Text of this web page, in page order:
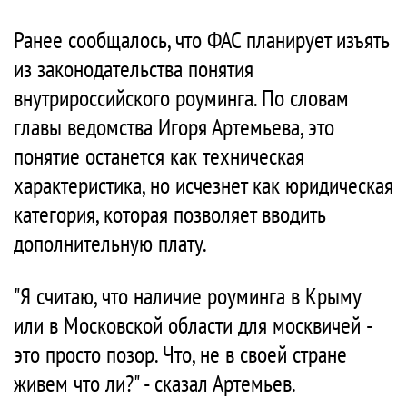
Ранее сообщалось, что ФАС планирует изъять
из законодательства понятия
внутрироссийского роуминга. По словам
главы ведомства Игоря Артемьева, это
понятие останется как техническая
характеристика, но исчезнет как юридическая
категория, которая позволяет вводить
дополнительную плату.
"Я считаю, что наличие роуминга в Крыму
или в Московской области для москвичей -
это просто позор. Что, не в своей стране
живем что ли?" - сказал Артемьев.